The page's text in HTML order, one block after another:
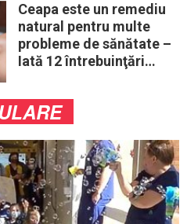
Ceapa este un remediu
natural pentru multe
probleme de sănătate –
Iată 12 întrebuinţări